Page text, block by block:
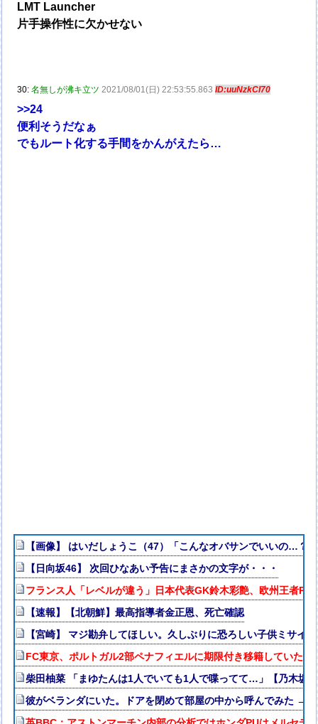
LMT Launcher
片手操作性に欠かせない
30:名無しが沸キ立ツ 2021/08/01(日) 22:53:55.863ID:uuNzkCI70
>>24
便利そうだなぁ
でもルート化する手間をかんがえたら…
【画像】 はいだしょうこ（47）「こんなオバサンでいいの…？」
【日向坂46】 次回ひなあい予告にまさかの文字が・・・
フランス人「レベルが違う」日本代表GK鈴木彩艶、欧州王者
【速報】【北朝鮮】最高指導者金正恩、死亡確認
【宮崎】 マジ勘弁してほしい。久しぶりに恐ろしい子供ミサイ
FC東京、ポルトガル2部ペナフィエルに期限付き移籍していた
柴田柚菜 「まゆたんは1人でいても1人で喋ってて…」【乃木坂
彼がベランダにいた。ドアを閉めて部屋の中から呼んでみた →